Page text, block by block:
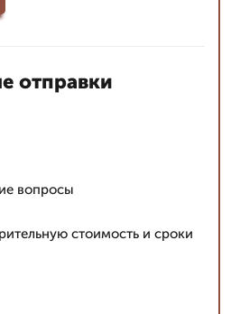
отправки
вопросы
стоимость и сроки